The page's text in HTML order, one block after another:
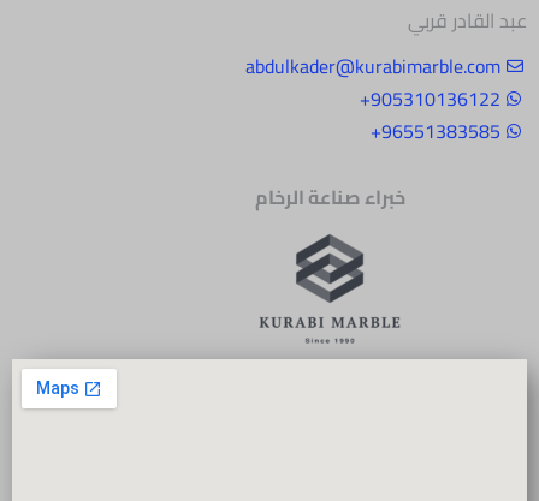
عبد القادر قربي
abdulkader@kurabimarble.com
905310136122+
96551383585+
خبراء صناعة الرخام